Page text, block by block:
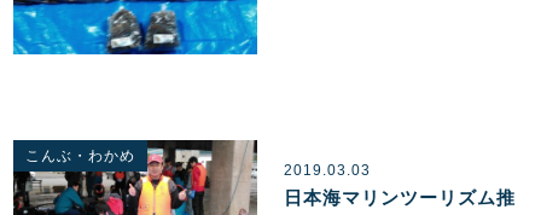
こんぶ・わかめ
2019.03.03
日本海マリンツーリズム推